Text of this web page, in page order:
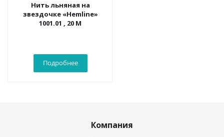
Нить льняная на
звездочке «Hemline»
1001.01 , 20 М
Подробнее
Компания